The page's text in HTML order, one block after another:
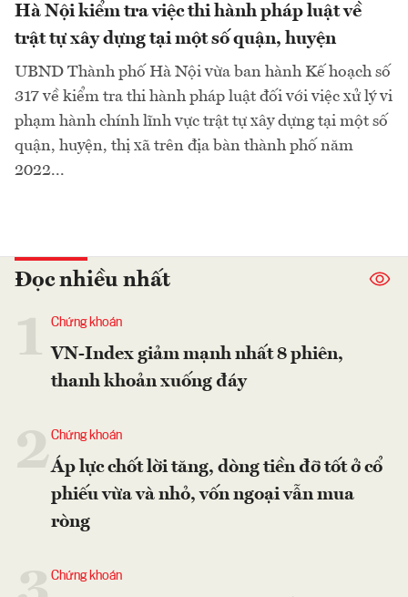
Hà Nội kiểm tra việc thi hành pháp luật về
trật tự xây dựng tại một số quận, huyện
UBND Thành phố Hà Nội vừa ban hành Kế hoạch số
317 về kiểm tra thi hành pháp luật đối với việc xử lý vi
phạm hành chính lĩnh vực trật tự xây dựng tại một số
quận, huyện, thị xã trên địa bàn thành phố năm
2022...
Đọc nhiều nhất
Chứng khoán
VN-Index giảm mạnh nhất 8 phiên,
thanh khoản xuống đáy
2Chứng khoán
Áp lực chốt lời tăng, dòng tiền đỡ tốt ở cổ
phiếu vừa và nhỏ, vốn ngoại vẫn mua
ròng
Chứng khoán